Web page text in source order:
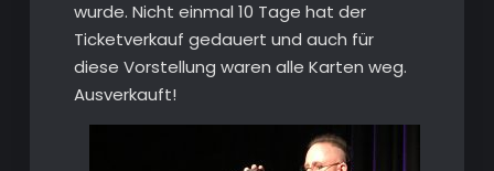
wurde. Nicht einmal 10 Tage hat der
Ticketverkauf gedauert und auch für
diese Vorstellung waren alle Karten weg.
Ausverkauft!